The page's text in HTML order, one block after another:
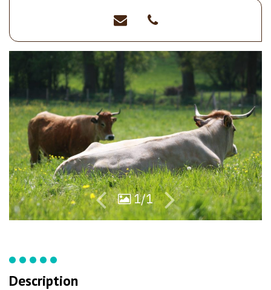
>06
48
04
26
98
1/1
Description